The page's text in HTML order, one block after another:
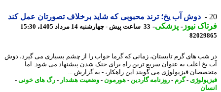
دوش آب یخ؛ ترند محبوبی که شاید برخلاف تصورتان عمل کند
نیوز-پزشکی-33 ساعت پیش - چهارشنبه 14 مرداد 1405، 15:30
های گرم تابستان، زمانی که گرما خواب را از چشم بسیاری می گیرد، دوش
اغلب به عنوان سریع ترین راه برای خنک شدن پیشنهاد می شود. اما
فیزیولوژی می گویند این راهکار، - به گزارش ...
-گرم-روزنامه گاردین -هورمون -وضعیت هشدار-رگ های خونی-